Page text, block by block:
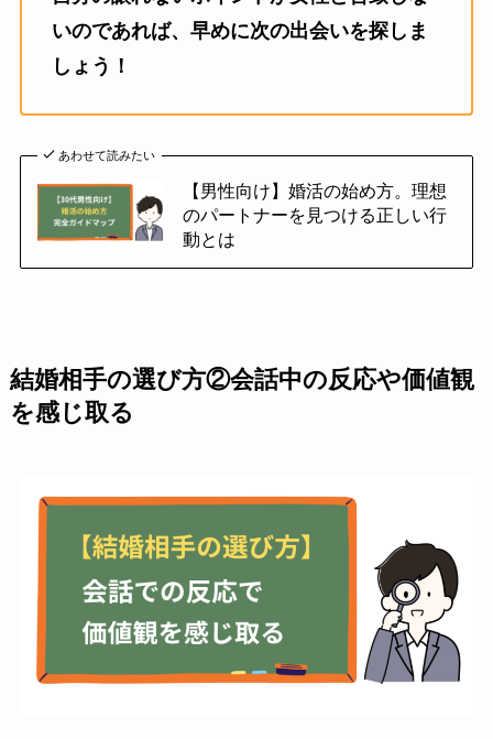
いのであれば、早めに次の出会いを探しま
しょう！
あわせて読みたい
【男性向け】婚活の始め方。理想
のパートナーを見つける正しい行
動とは
結婚相手の選び方②会話中の反応や価値観
を感じ取る